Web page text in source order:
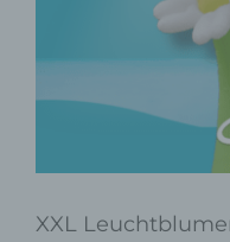
XXL